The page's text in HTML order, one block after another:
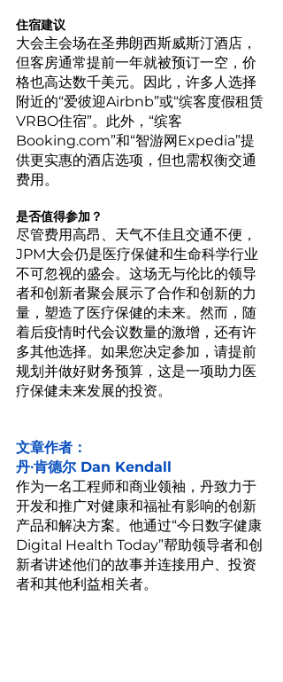
住宿建议
大会主会场在圣弗朗西斯威斯汀酒店，
但客房通常提前一年就被预订一空，价
格也高达数千美元。因此，许多人选择
附近的“爱彼迎Airbnb”或“缤客度假租赁
VRBO住宿”。此外，“缤客
Booking.com”和“智游网Expedia”提
供更实惠的酒店选项，但也需权衡交通
费用。
是否值得参加？
尽管费用高昂、天气不佳且交通不便，
JPM大会仍是医疗保健和生命科学行业
不可忽视的盛会。这场无与伦比的领导
者和创新者聚会展示了合作和创新的力
量，塑造了医疗保健的未来。然而，随
着后疫情时代会议数量的激增，还有许
多其他选择。如果您决定参加，请提前
规划并做好财务预算，这是一项助力医
疗保健未来发展的投资。
文章作者：
丹∙肯德尔 Dan Kendall
作为一名工程师和商业领袖，丹致力于
开发和推广对健康和福祉有影响的创新
产品和解决方案。他通过“今日数字健康
Digital Health Today”帮助领导者和创
新者讲述他们的故事并连接用户、投资
者和其他利益相关者。